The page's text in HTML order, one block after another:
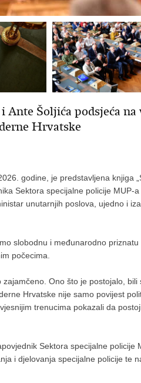
Šoljića podsjeća
Hrvatske
godine, je predstavljena knjiga
Sektora specijalne policije MUP-
unutarnjih poslova, ujedno i
slobodnu i međunarodno
počecima.
zajamčeno. Ono što je postojalo,
Hrvatske nije samo povijest
trenucima pokazali da
Sektora specijalne policije
i djelovanja specijalne policije te